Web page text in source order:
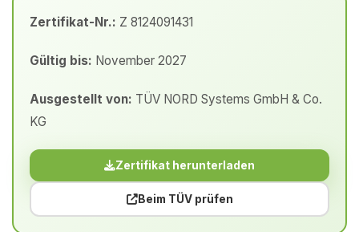
Zertifikat-Nr.: Z 8124091431
Gültig bis: November 2027
Ausgestellt von: TÜV NORD Systems GmbH & Co.
KG
Zertifikat herunterladen
Beim TÜV prüfen